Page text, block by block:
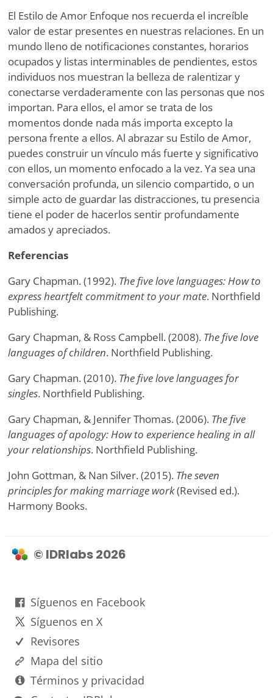
El Estilo de Amor Enfoque nos recuerda el increíble
valor de estar presentes en nuestras relaciones. En un
mundo lleno de notificaciones constantes, horarios
ocupados y listas interminables de pendientes, estos
individuos nos muestran la belleza de ralentizar y
conectarse verdaderamente con las personas que nos
importan. Para ellos, el amor se trata de los
momentos donde nada más importa excepto la
persona frente a ellos. Al abrazar su Estilo de Amor,
puedes construir un vínculo más fuerte y significativo
con ellos, un momento enfocado a la vez. Ya sea una
conversación profunda, un silencio compartido, o un
simple acto de guardar las distracciones, tu presencia
tiene el poder de hacerlos sentir profundamente
amados y apreciados.
Referencias
Gary Chapman. (1992). The five love languages: How to
express heartfelt commitment to your mate. Northfield
Publishing.
Gary Chapman, & Ross Campbell. (2008). The five love
languages of children. Northfield Publishing.
Gary Chapman. (2010). The five love languages for
singles. Northfield Publishing.
Gary Chapman, & Jennifer Thomas. (2006). The five
languages of apology: How to experience healing in all
your relationships. Northfield Publishing.
John Gottman, & Nan Silver. (2015). The seven
principles for making marriage work(Revised ed.).
Harmony Books.
© IDRlabs 2026
Síguenos en Facebook
Síguenos en X
Revisores
Mapa del sitio
Términos y privacidad